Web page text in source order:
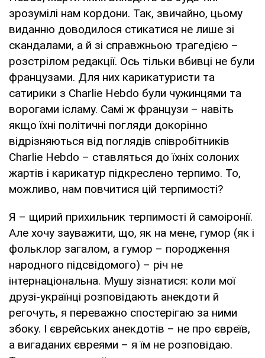
зрозумілі нам кордони. Так, звичайно, цьому
виданню доводилося стикатися не лише зі
скандалами, а й зі справжньою трагедією –
розстрілом редакції. Ось тільки вбивці не були
французами. Для них карикатуристи та
сатирики з Charlie Hebdo були чужинцями та
ворогами ісламу. Самі ж французи – навіть
якщо їхні політичні погляди докорінно
відрізняються від поглядів співробітників
Charlie Hebdo – ставляться до їхніх солоних
жартів і карикатур підкреслено терпимо. То,
можливо, нам повчитися цій терпимості?
Я – щирий прихильник терпимості й самоіронії.
Але хочу зауважити, що, як на мене, гумор (як і
фольклор загалом, а гумор – породження
народного підсвідомого) – річ не
інтернаціональна. Мушу зізнатися: коли мої
друзі-українці розповідають анекдоти й
регочуть, я переважно спостерігаю за ними
збоку. І єврейських анекдотів – не про євреїв,
а вигаданих євреями – я їм не розповідаю.